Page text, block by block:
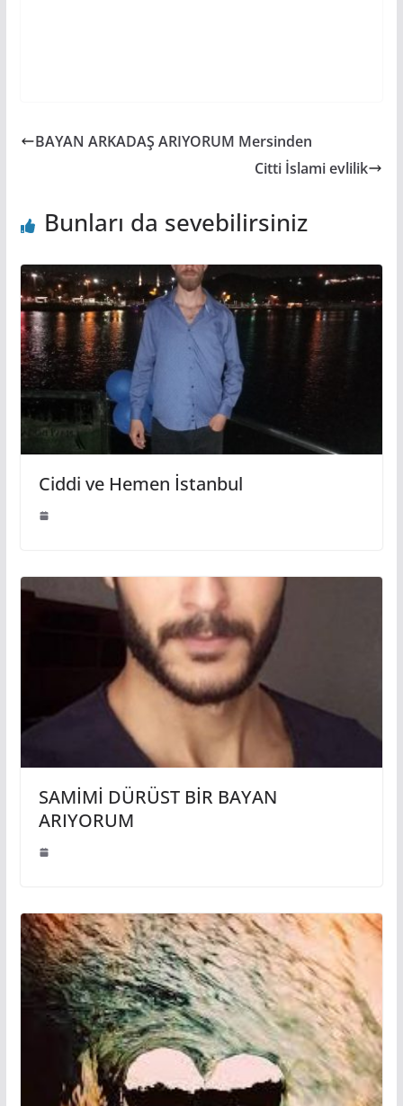
BAYAN ARKADAŞ ARIYORUM Mersinden
Citti İslami evlilik
Bunları da sevebilirsiniz
Ciddi ve Hemen İstanbul
SAMİMİ DÜRÜST BİR BAYAN
ARIYORUM